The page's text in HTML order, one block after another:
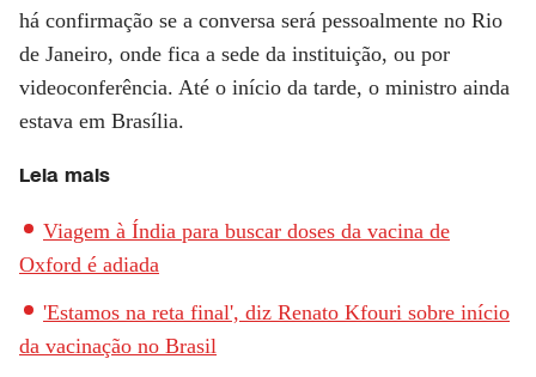
há confirmação se a conversa será pessoalmente no Rio
de Janeiro, onde fica a sede da instituição, ou por
videoconferência. Até o início da tarde, o ministro ainda
estava em Brasília.
Leia mais
Viagem à Índia para buscar doses da vacina de
Oxford é adiada
'Estamos na reta final', diz Renato Kfouri sobre início
da vacinação no Brasil